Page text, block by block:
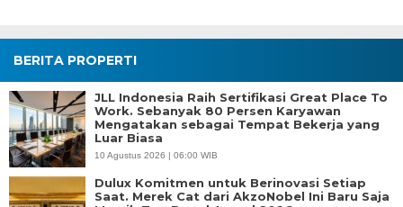
BERITA PROPERTI
JLL Indonesia Raih Sertifikasi Great Place To
Work. Sebanyak 80 Persen Karyawan
Mengatakan sebagai Tempat Bekerja yang
Luar Biasa
10 Agustus 2026 | 06:00 WIB
Dulux Komitmen untuk Berinovasi Setiap
Saat. Merek Cat dari AkzoNobel Ini Baru Saja